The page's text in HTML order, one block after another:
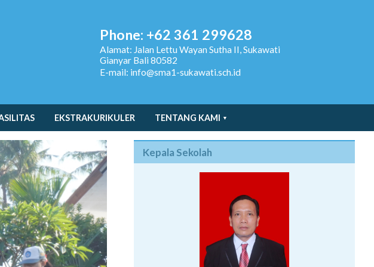
Phone: +62 361 299628
Alamat: Jalan Lettu Wayan Sutha II, Sukawati
Gianyar Bali 80582
E-mail: info@sma1-sukawati.sch.id
EKSTRAKURIKULER TENTANG KAMI
Kepala Sekolah